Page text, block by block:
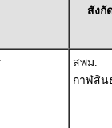
สังกั
สพม.
กาฬสิน